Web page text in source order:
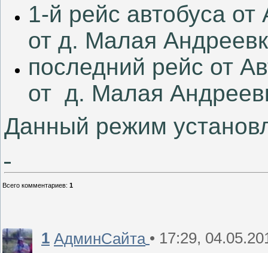
1-й рейс автобуса
от д. Малая
последний рейс от
от д. Малая
Данный режим
Всего комментариев: 1
1 АдминСайта • 17:29,